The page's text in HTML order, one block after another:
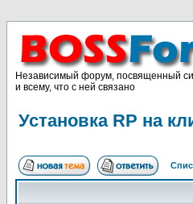
Независимый форум, посвященный
и всему, что с ней связано
Установка RP на